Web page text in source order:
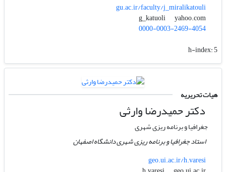
gu.ac.ir/faculty/j_miralikatouli
g_katuoli
yahoo.com
0000-0003-2469-4054
h-index:5
هیات تحریریه
دکتر حمیدرضا وارثی
جغرافیا و برنامه ریزی شهری
استاد جغرافیا و برنامه ریزی شهری دانشگاه اصفهان
geo.ui.ac.ir/h.varesi